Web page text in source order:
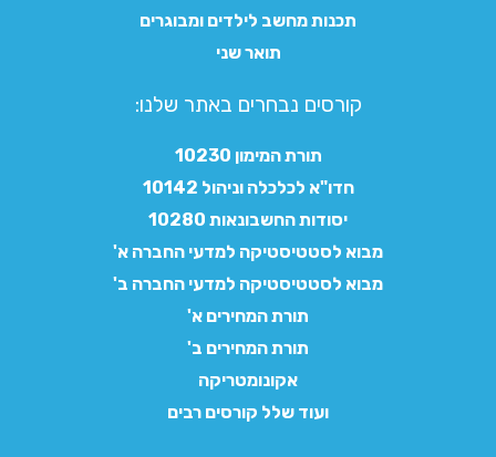
תכנות מחשב לילדים ומבוגרים
תואר שני
קורסים נבחרים באתר שלנו:​
תורת המימון 10230
חדו"א לכלכלה וניהול 10142
יסודות החשבונאות 10280
מבוא לסטטיסטיקה למדעי החברה א'
מבוא לסטטיסטיקה למדעי החברה ב'
תורת המחירים א'
תורת המחירים ב'
אקונומטריקה
ועוד שלל קורסים רבים